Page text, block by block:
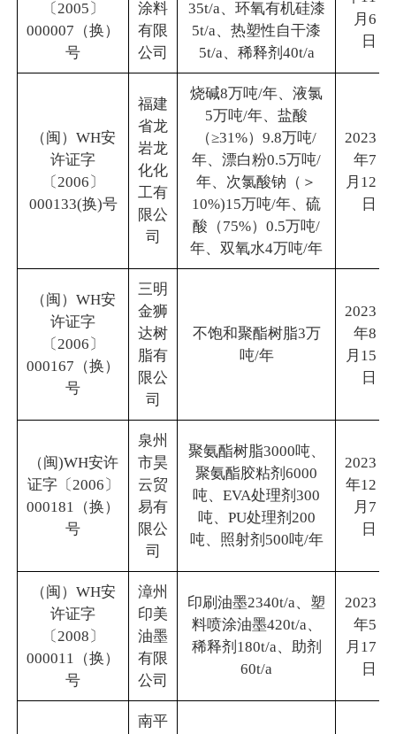
〔2005〕
000007（换）
号
涂料
有限
公司
35t/a、环氧有机硅漆
5t/a、热塑性自干漆
5t/a、稀释剂40t/a
月6
日
（闽）WH安
许证字
〔2006〕
000133(换)号
福建
省龙
岩龙
化化
工有
限公
司
烧碱8万吨/年、液氯
5万吨/年、盐酸
（≥31%）9.8万吨/
年、漂白粉0.5万吨/
年、次氯酸钠（＞
10%)15万吨/年、硫
酸（75%）0.5万吨/
年、双氧水4万吨/年
2023
年7
月12
日
（闽）WH安
许证字
〔2006〕
000167（换）
号
三明
金狮
达树
脂有
限公
司
不饱和聚酯树脂3万
吨/年
2023
年8
月15
日
（闽)WH安许
证字〔2006〕
000181（换）
号
泉州
市昊
云贸
易有
限公
司
聚氨酯树脂3000吨、
聚氨酯胶粘剂6000
吨、EVA处理剂300
吨、PU处理剂200
吨、照射剂500吨/年
2023
年12
月7
日
（闽）WH安
许证字
〔2008〕
000011（换）
号
漳州
印美
油墨
有限
公司
印刷油墨2340t/a、塑
料喷涂油墨420t/a、
稀释剂180t/a、助剂
60t/a
2023
年5
月17
日
南平